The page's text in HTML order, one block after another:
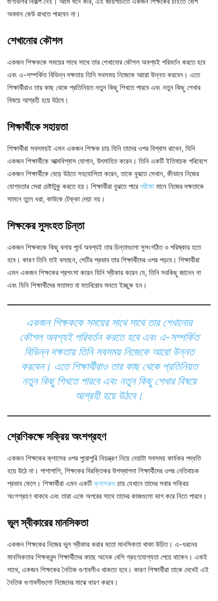
অবদান কেউ রাখতে পারবেন না।
শেখানোর কৌশল
একজন শিক্ষককে সময়ের সাথে সাথে তার শেখানোর কৌশল অবশ্যই পরিবর্তন করতে হবে
এবং এ-সম্পর্কিত বিভিন্ন দক্ষতায় তিনি সবসময় নিজেকে আরো উন্নত করবেন। এতে
শিক্ষার্থীরাও তার কাছ থেকে প্রতিনিয়ত নতুন কিছু শিখতে পারবে এবং নতুন কিছু শেখার
বিষয়ে আগ্রহী হয়ে উঠবে।
শিক্ষার্থীকে সহায়তা
শিক্ষার্থীরা সবসময়ই এমন একজন শিক্ষক চায় যিনি তাদের ওপর বিশ্বাস রাখেন, যিনি
একজন শিক্ষার্থীকে আত্মবিশ্বাস যোগান, উৎসাহিত করেন। তিনি একটি ইতিবাচক পরিবেশে
একজন শিক্ষার্থীকে বেড়ে উঠতে সহযোগিতা করেন, তাকে বুঝতে সেখান, কীভাবে নিজের
যোগ্যতার সেরা চেষ্টাটুকু করতে হয়। শিক্ষার্থীরা বুঝতে পারে পরীক্ষা মানে নিজের দক্ষতাকে
সামনে তুলে ধরা, কাউকে টেক্কা দেয়া নয়।
শিক্ষকের সুসংহত চিন্তা
একজন শিক্ষককে কিছু বলার পূর্বে অবশ্যই তার চিন্তাগুলো সুসংগঠিত ও পরিষ্কার হতে
হবে। কারণ তিনি যাই বলছেন, সেটির প্রভাব তার শিক্ষার্থীদের ওপর পড়বে। শিক্ষার্থীরা
এমন একজন শিক্ষকের প্রশংসা করেন যিনি স্বীকার করেন যে, তিনি সবকিছু জানেন না
এবং যিনি শিক্ষার্থীদের মতামত বা মতবিরোধ শুনতে ইচ্ছুক হন।
একজন শিক্ষককে সময়ের সাথে সাথে তার শেখানোর
কৌশল অবশ্যই পরিবর্তন করতে হবে এবং এ-সম্পর্কিত
বিভিন্ন দক্ষতায় তিনি সবসময় নিজেকে আরো উন্নত
করবেন। এতে শিক্ষার্থীরাও তার কাছ থেকে প্রতিনিয়ত
নতুন কিছু শিখতে পারবে এবং নতুন কিছু শেখার বিষয়ে
আগ্রহী হয়ে উঠবে।
শ্রেণিকক্ষে সক্রিয় অংশগ্রহণ
একজন শিক্ষকের ক্লাসের ওপর পুরোপুরি নিয়ন্ত্রণ নিয়ে নেয়াটা সবসময় কার্যকর পদ্ধতি
হয়ে উঠে না। পাশাপাশি, শিক্ষকের বিরক্তিকর উপস্থাপনা শিক্ষার্থীদের ওপর নেতিবাচক
প্রভাব ফেলে। শিক্ষার্থীরা এমন একটিক্লাসরুম চায় যেখানে তাদের সবার সক্রিয়
অংশগ্রহণ থাকবে এবং তারা একে অপরের সাথে তাদের কাজগুলো ভাগ করে নিতে পারবে।
ভুল স্বীকারের মানসিকতা
একজন শিক্ষকের নিজের ভুল স্বীকার করার মতো মানসিকতা থাকা উচিত। এ-ধরনের
মানসিকতার শিক্ষকবৃন্দ শিক্ষার্থীদের কাছে অনেক বেশি গ্রহণযোগ্যতা পেয়ে থাকেন। একই
সাথে, একজন শিক্ষকের নৈতিক গুণাবলীও থাকতে হবে। কারণ শিক্ষার্থীরা তাকে দেখেই এই
নৈতিক গুণাবলীগুলো নিজেদের মাঝে ধারণ করবে।